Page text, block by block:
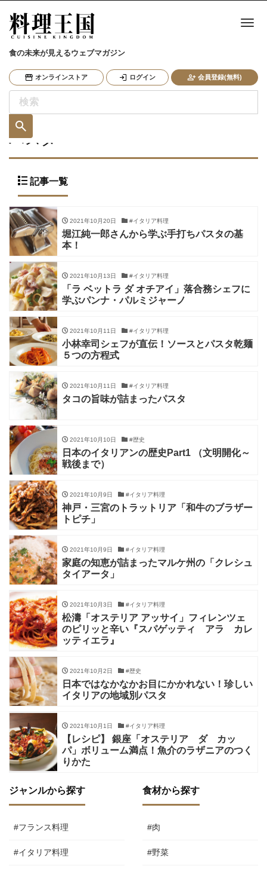
食の未来が見えるウェブマガジン
オンラインストア ログイン 会員登録(無料)
ナ
パスタ
記事一覧
2021年10月20日 #イタリア料理
堀江純一郎さんから学ぶ手打ちパスタの基
本！
2021年10月13日 #イタリア料理
「ラ ベットラ ダ オチアイ」落合務シェフに
学ぶパンナ・パルミジャーノ
2021年10月11日 #イタリア料理
小林幸司シェフが直伝！ソースとパスタ乾麺
５つの方程式
2021年10月11日 #イタリア料理
タコの旨味が詰まったパスタ
2021年10月10日 #歴史
日本のイタリアンの歴史Part1 （文明開化～
戦後まで）
2021年10月9日 #イタリア料理
神戸・三宮のトラットリア「和牛のブラザー
トピチ」
2021年10月9日 #イタリア料理
家庭の知恵が詰まったマルケ州の「クレシュ
タイアータ」
2021年10月3日 #イタリア料理
松濤「オステリア アッサイ」フィレンツェ
のピリッと辛い『スパゲッティ アラ カレ
ッティエラ』
2021年10月2日 #歴史
日本ではなかなかお目にかかれない！珍しい
イタリアの地域別パスタ
2021年10月1日 #イタリア料理
【レシピ】 銀座「オステリア ダ カッ
パ」ボリューム満点！魚介のラザニアのつく
りかた
ジャンルから探す
#フランス料理
#イタリア料理
食材から探す
#肉
#野菜